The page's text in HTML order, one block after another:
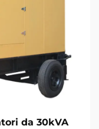
da 30kVA